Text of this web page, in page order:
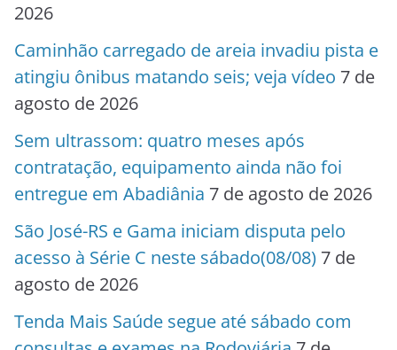
2026
Caminhão carregado de areia invadiu pista e
atingiu ônibus matando seis; veja vídeo 7 de
agosto de 2026
Sem ultrassom: quatro meses após
contratação, equipamento ainda não foi
entregue em Abadiânia 7 de agosto de 2026
São José-RS e Gama iniciam disputa pelo
acesso à Série C neste sábado(08/08) 7 de
agosto de 2026
Tenda Mais Saúde segue até sábado com